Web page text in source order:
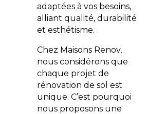
adaptées à vos besoins,
alliant qualité, durabilité
et esthétisme.
Chez Maisons Renov,
nous considérons que
chaque projet de
rénovation de sol est
unique. C’est pourquoi
nous proposons une